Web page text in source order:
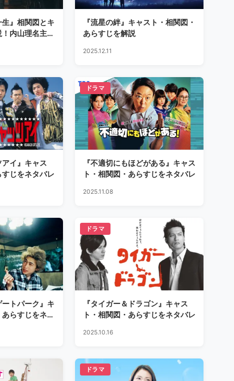
生』相関図とキ
内山理名主演
『流星の絆』キャスト・相関図・
あらすじを解説
2025.12.11
アイ』キャス
すじをネタバレ
ドラマ
『不適切にもほどがある』キャス
ト・相関図・あらすじをネタバレ
2025.11.08
ートパーク』キ
らすじをネタ
ドラマ
『タイガー＆ドラゴン』キャス
ト・相関図・あらすじをネタバレ
2025.10.16
ドラマ